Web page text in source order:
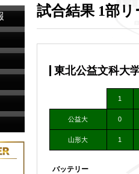
試合結果 1部
東北公益文科
1
公益大 0
山形大 1
バッテリー